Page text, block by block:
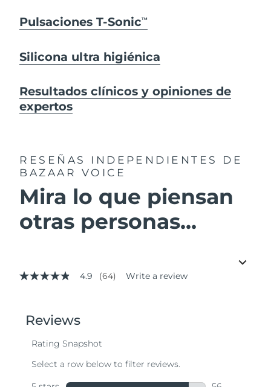
Pulsaciones T-SonicTM
Silicona ultra higiénica
Resultados clínicos y opiniones de
expertos
RESEÑAS INDEPENDIENTES
DE
BAZAAR VOICE
Mira lo que piensan
otras personas...
4.9
stars,
average
value.
4.9 (64) Write a review